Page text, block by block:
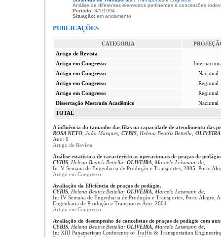
Análise de diferentes elementos pertinentes a concessões
Periodo: 3/1/1994 -
Situação: em andamento
PUBLICAÇÕES
CATEGORIA
Artigo de Revista
Artigo em Congresso
Artigo em Congresso
Nacional
Artigo em Congresso
Regional
Artigo em Congresso
Regional
Dissertação Mestrado Acadêmico
Nacional
TOTAL
A influência do tamanho das filas na capacidade de atendimento das
ROSA NETO , João Marques; CYBIS , Helena Beatriz Bettella; OLIVEIRA
Ano: 0
Artigo de Revista
Análise estatística de características operacionais de praças de
CYBIS , Helena Beatriz Bettella; OLIVEIRA , Marcelo Leismann de;
In: V Semana de Engenharia de Produção e Transportes, 2005, Porto
Artigo em Congresso
Avaliação da Eficiência de praças de pedágio.
CYBIS , Helena Beatriz Bettella; OLIVEIRA , Marcelo Leismann de;
In: IV Semana de Engenharia de Produção e Transportes, Porto Alegre,
Engenharia de Produção e Transportes Ano: 2004
Artigo em Congresso
Avaliação do desempenho de cancelistas de praças de pedágio com
CYBIS , Helena Beatriz Bettella; OLIVEIRA , Marcelo Leismann de;
In: XIII Panamerican Conference of Traffic & Transportation